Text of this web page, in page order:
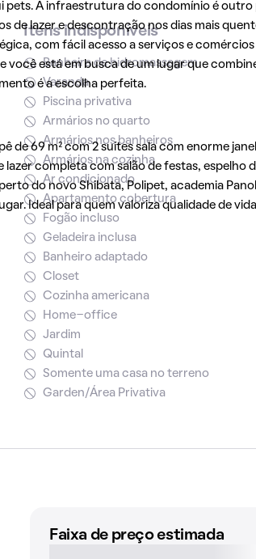
A infraestrutura do condomínio é outro
de lazer e descontração nos dias mais
com fácil acesso a serviços e comércios
está em busca de um lugar que
é a escolha perfeita.
de 69 m² com 2 suítes sala com enorme
completa com salão de festas, espelho
do novo Shibata, Polipet, academia
Ideal para quem valoriza qualidade de
Itens indisponíveis
Banheira de hidromassagem
Varanda
Piscina privativa
Armários no quarto
Armários nos banheiros
Armários na cozinha
Ar condicionado
Apartamento cobertura
Fogão incluso
Geladeira inclusa
Banheiro adaptado
Closet
Cozinha americana
Home-office
Jardim
Quintal
Somente uma casa no terreno
Garden/Área Privativa
Faixa de preço estimada